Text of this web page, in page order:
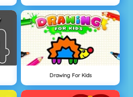
Drawing For Kids